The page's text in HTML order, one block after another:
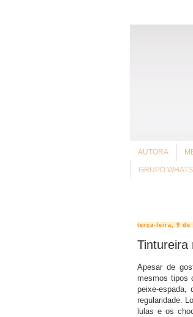
AUTORA
GRUPO
terça-feira, 9 de
Tintureira
Apesar de
mesmos tipos
peixe-espada,
regularidade.
lulas e os